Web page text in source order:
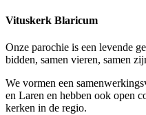
Vituskerk Blaricum
Onze parochie is een levende
bidden, samen vieren, samen
We vormen een
en Laren en hebben ook open
kerken in de regio.